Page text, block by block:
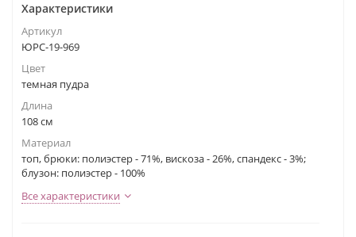
Характеристики
Артикул
ЮРС-19-969
Цвет
темная пудра
Длина
108 см
Материал
топ, брюки: полиэстер - 71%, вискоза - 26%, спандекс - 3%;
блузон: полиэстер - 100%
Все характеристики